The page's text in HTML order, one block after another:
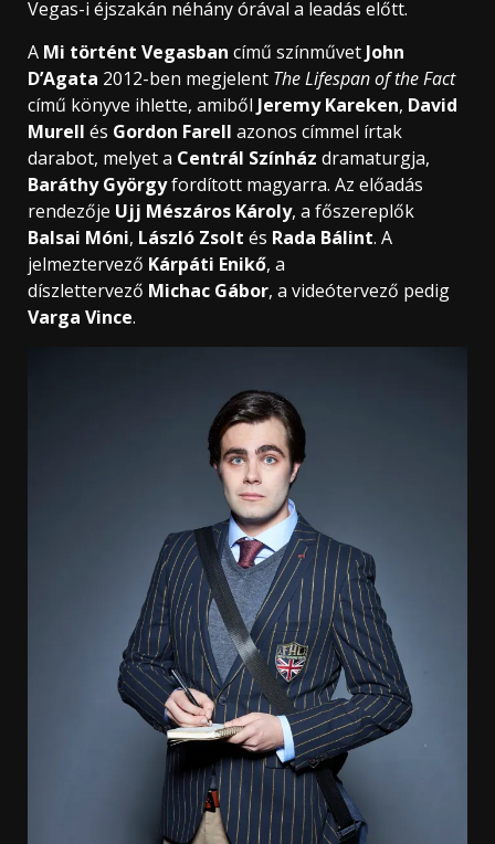
Vegas-i éjszakán néhány órával a leadás előtt.
A Mi történt Vegasban című színművet John
D’Agata 2012-ben megjelent The Lifespan of the Fact
című könyve ihlette, amiből Jeremy Kareken, David
Murell és Gordon Farell azonos címmel írtak
darabot, melyet a Centrál Színház dramaturgja,
Baráthy Györgyfordított magyarra. Az előadás
rendezője Ujj Mészáros Károly, a főszereplők
Balsai Móni, László Zsolt és Rada Bálint. A
jelmeztervező Kárpáti Enikő, a
díszlettervező Michac Gábor, a videótervező pedig
Varga Vince.